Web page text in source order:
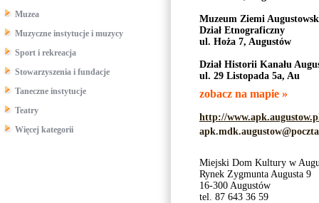
Muzea
Muzyczne instytucje i muzycy
Sport i rekreacja
Stowarzyszenia i fundacje
Taneczne instytucje
Teatry
Więcej kategorii
Muzeum Ziemi
Dział Etnograficzny
ul. Hoża 7, Augustów
Dział Historii Kanału
ul. 29 Listopada 5a, Au
zobacz na mapie »
http://
Miejski Dom Kultury w
Rynek Zygmunta Augusta 9
16-300 Augustów
tel. 87 643 36 59